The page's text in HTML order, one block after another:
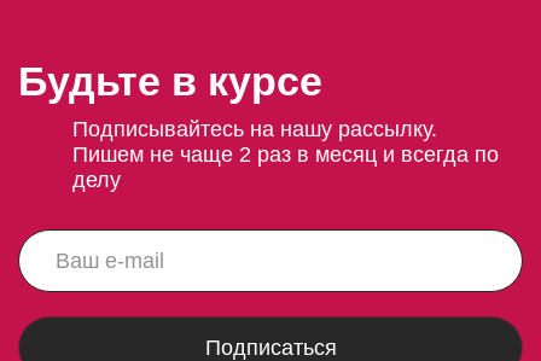
Будьте в курсе
Подписывайтесь на нашу рассылку.
Пишем не чаще 2 раз в месяц и всегда по
делу
Подписаться